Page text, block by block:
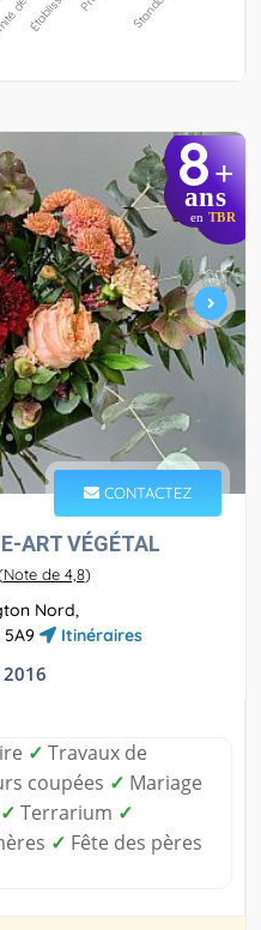
8+
ans
en TBR
CONTACTEZ
ART VÉGÉTAL
Note de 4,8)
Nord,
5A9
Itinéraires
✓ Travaux de
coupées ✓ Mariage
✓ Terrarium ✓
✓ Fête des pères